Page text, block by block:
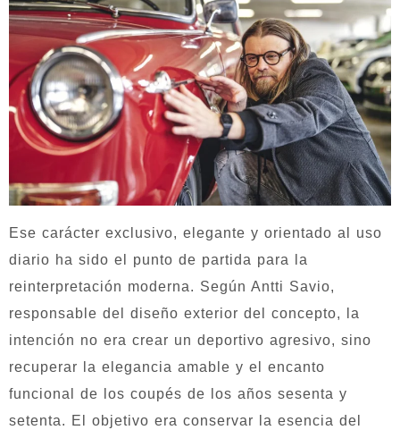
Ese carácter exclusivo, elegante y orientado al uso
diario ha sido el punto de partida para la
reinterpretación moderna. Según Antti Savio,
responsable del diseño exterior del concepto, la
intención no era crear un deportivo agresivo, sino
recuperar la elegancia amable y el encanto
funcional de los coupés de los años sesenta y
setenta. El objetivo era conservar la esencia del